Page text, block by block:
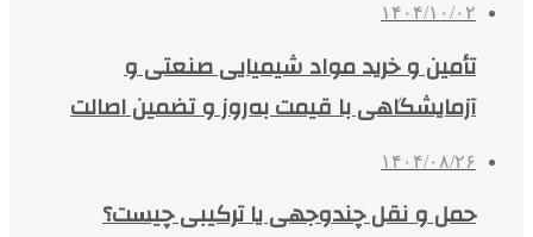
۱۴۰۴/۱۰/۰۲
تأمین و خرید مواد شیمیایی صنعتی و
آزمایشگاهی با قیمت به‌روز و تضمین اصالت
۱۴۰۴/۰۸/۲۶
حمل و نقل چندوجهی یا ترکیبی چیست؟